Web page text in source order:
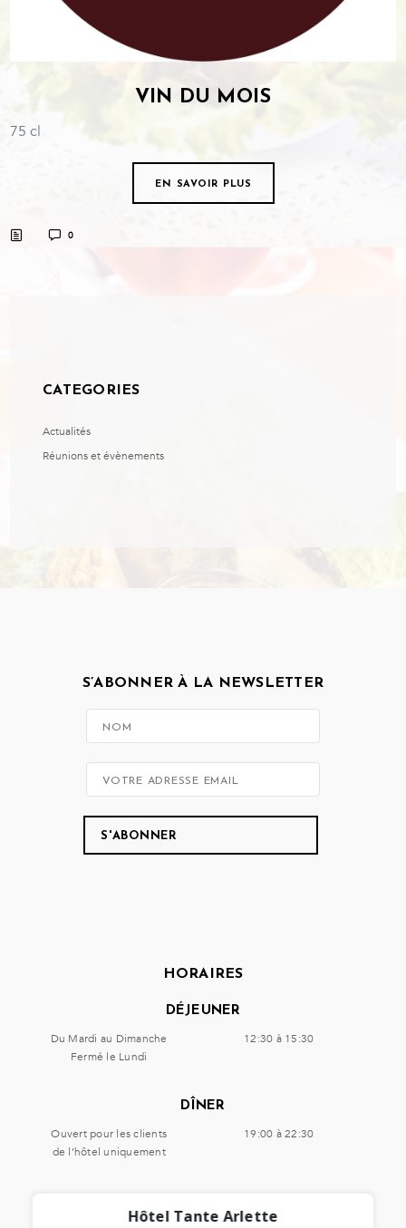
VIN DU MOIS
75 cl
EN SAVOIR PLUS
0
CATEGORIES
Actualités
Réunions et évènements
S’ABONNER À LA NEWSLETTER
HORAIRES
DÉJEUNER
Du Mardi au Dimanche
Fermé le Lundi
12:30 à 15:30
DÎNER
Ouvert pour les clients
de l’hôtel uniquement
19:00 à 22:30
Hôtel Tante Arlette